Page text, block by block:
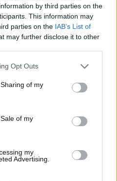
by third parties on the
This information may
parties on the IAB’s List of
may further disclose it to other
Opt Outs
of my
of my
my
Advertising.
Perez sul
le porte alla Formula
si è dato del tempo
nuove occasioni,
avverrà l’ingresso
è reduce da un
alla guida della Red Bull,
gioco e cancellare il